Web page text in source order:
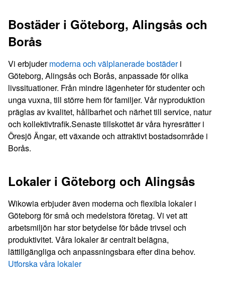
Bostäder i Göteborg, Alingsås och
Borås
Vi erbjudermoderna och välplanerade bostäderi
Göteborg, Alingsås och Borås, anpassade för olika
livssituationer. Från mindre lägenheter för studenter och
unga vuxna, till större hem för familjer. Vår nyproduktion
präglas av kvalitet, hållbarhet och närhet till service, natur
och kollektivtrafik.Senaste tillskottet är våra hyresrätter i
Öresjö Ängar, ett växande och attraktivt bostadsområde i
Borås.
Lokaler i Göteborg och Alingsås
Wikowia erbjuder även moderna och flexibla lokaler i
Göteborg för små och medelstora företag. Vi vet att
arbetsmiljön har stor betydelse för både trivsel och
produktivitet. Våra lokaler är centralt belägna,
lättillgängliga och anpassningsbara efter dina behov.
Utforska våra lokaler